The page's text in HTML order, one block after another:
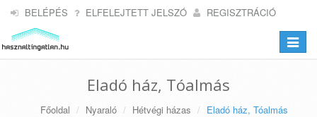
BELÉPÉS ELFELEJTETT JELSZÓ REGISZTRÁCIÓ
Toggle
Eladó ház, Tóalmás
Főoldal Nyaraló Hétvégi házas Eladó ház, Tóalmás